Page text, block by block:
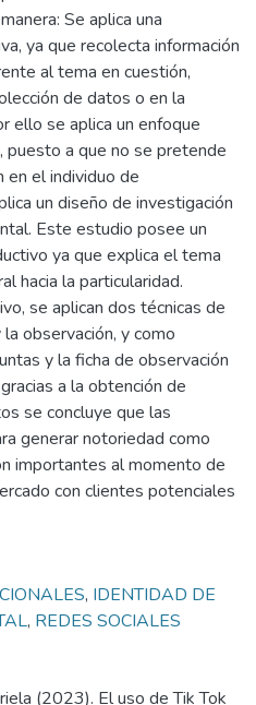
Se aplica una
ya que recolecta información
al tema en cuestión,
de datos o en la
ello se aplica un enfoque
puesto a que no se pretende
en el individuo de
un diseño de investigación
Este estudio posee un
ya que explica el tema
hacia la particularidad.
se aplican dos técnicas de
observación, y como
y la ficha de observación
a la obtención de
se concluye que las
generar notoriedad como
importantes al momento de
con clientes potenciales
, IDENTIDAD DE
, REDES SOCIALES
(2023). El uso de Tik Tok